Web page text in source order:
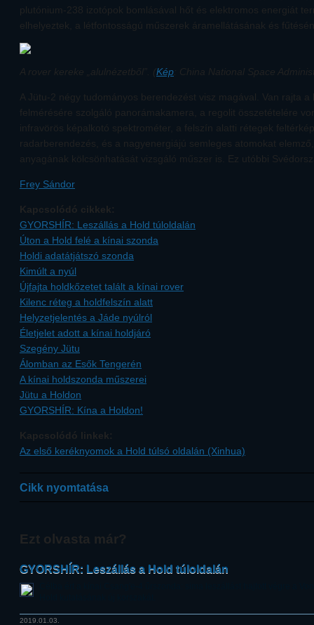
plutónium-238 izotópok bomlásával hőt és elektromos energiát
elhelyeztek, a létfontosságú műszerek áramellátásának és
A rover kereke „alulnézetből”. (Kép: China National Space
A Jütu-2 négy tudományos berendezést visz magával. Van rajta
felmérésére szolgáló panorámakamera, a regolit összetételére
infravörös képalkotó spektrométer, a felszín alatti rétegek
radarberendezés, és a nagyenergiájú semleges atomokat
anyagának kölcsönhatását vizsgáló műszer is. Ez utóbbi
Frey Sándor
Kapcsolódó cikkek:
GYORSHÍR: Leszállás a Hold túloldalán
Úton a Hold felé a kínai szonda
Holdi adatátjátszó szonda
Kimúlt a nyúl
Újfajta holdkőzetet talált a kínai rover
Kilenc réteg a holdfelszín alatt
Helyzetjelentés a Jáde nyúlról
Életjelet adott a kínai holdjáró
Szegény Jütu
Álomban az Esők Tengerén
A kínai holdszonda műszerei
Jütu a Holdon
GYORSHÍR: Kína a Holdon!
Kapcsolódó linkek:
Az első keréknyomok a Hold túlsó oldalán (Xinhua)
Cikk nyomtatása
Ezt olvasta már?
GYORSHÍR: Leszállás a Hold túloldalán
2019.01.03.